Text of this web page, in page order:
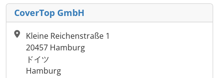
CoverTop GmbH
Kleine Reichenstraße 1
20457 Hamburg
ドイツ
Hamburg